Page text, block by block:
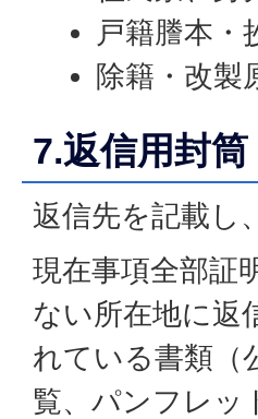
戸籍謄本・
除籍・改製
7.返信用封筒
返信先を記載し
現在事項全部証
ない所在地に返
れている書類（
覧、パンフレッ